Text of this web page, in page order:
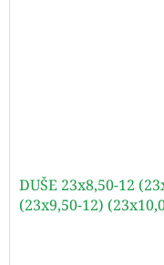
DUŠE 23x8,50-12
(23x9,50-12)